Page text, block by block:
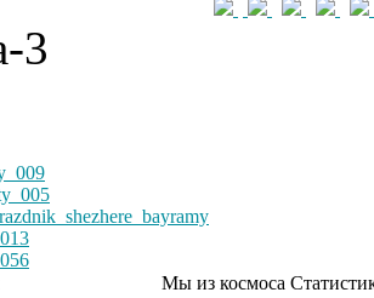
Мы из космоса